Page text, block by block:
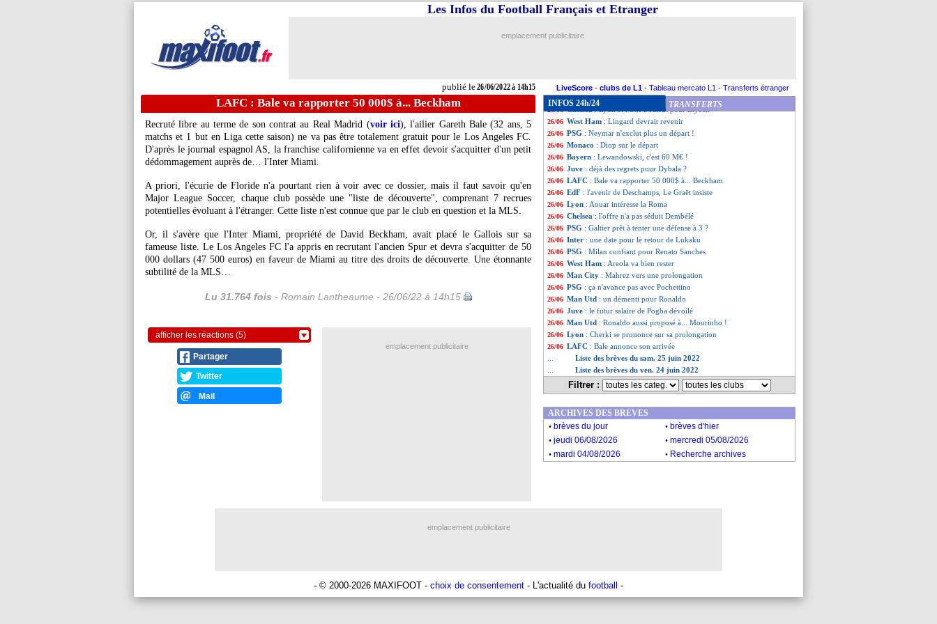
publié le26/06/2022 à 14h15
Les Infos du Football Français et Etranger
emplacement publicitaire
LiveScore - clubs de L1 - Tableau mercato L1 - Transferts étranger
LAFC : Bale va rapporter 50 000$ à... Beckham
Recruté libre au terme de son contrat au Real Madrid (voir ici), l'ailier Gareth Bale (32 ans, 5
matchs et 1 but en Liga cette saison) ne va pas être totalement gratuit pour le Los Angeles FC.
D'après le journal espagnol AS, la franchise californienne va en effet devoir s'acquitter d'un petit
dédommagement auprès de… l'Inter Miami.
A priori, l'écurie de Floride n'a pourtant rien à voir avec ce dossier, mais il faut savoir qu'en
Major League Soccer, chaque club possède une "liste de découverte", comprenant 7 recrues
potentielles évoluant à l'étranger. Cette liste n'est connue que par le club en question et la MLS.
Or, il s'avère que l'Inter Miami, propriété de David Beckham, avait placé le Gallois sur sa
fameuse liste. Le Los Angeles FC l'a appris en recrutant l'ancien Spur et devra s'acquitter de 50
000 dollars (47 500 euros) en faveur de Miami au titre des droits de découverte. Une étonnante
subtilité de la MLS…
Lu 31.764 fois - Romain Lantheaume - 26/06/22 à 14h15
afficher les réactions (5)
Partager
Twitter
Mail
INFOS 24h/24 TRANSFERTS
26/06 Arsenal: accord trouvé avec Jesus
26/06 OM: Caleta-Car a une piste en Italie
26/06 Juve
26/06 Nantes: Limbombe en D2 néerlandaise (off.)
26/06 PSG: Neymar, la position tranchée de Rai
: Lyon et l'OM à l'affût pour Ziyech
26/06 West Ham : Lingard devrait revenir
26/06 PSG : Neymar n'exclut plus un départ !
26/06 Monaco : Diop sur le départ
26/06 Bayern : Lewandowski, c'est 60 M€ !
26/06 Juve : déjà des regrets pour Dybala ?
26/06 LAFC : Bale va rapporter 50 000$ à... Beckham
26/06 EdF : l'avenir de Deschamps, Le Graët insiste
26/06 Lyon : Aouar intéresse la Roma
26/06 Chelsea : l'offre n'a pas séduit Dembélé
26/06 PSG : Galtier prêt à tenter une défense à 3 ?
26/06 Inter : une date pour le retour de Lukaku
26/06 PSG : Milan confiant pour Renato Sanches
26/06 West Ham : Areola va bien rester
26/06 Man City : Mahrez vers une prolongation
26/06 PSG : ça n'avance pas avec Pochettino
26/06 Man Utd : un démenti pour Ronaldo
26/06 Juve : le futur salaire de Pogba dévoilé
26/06 Man Utd : Ronaldo aussi proposé à... Mourinho !
26/06 Lyon : Cherki se prononce sur sa prolongation
26/06 LAFC : Bale annonce son arrivée
Liste des brèves du sam. 25 juin 2022
Liste des brèves du ven. 24 juin 2022
Filtrer :
emplacement publicitaire
ARCHIVES DES BREVES
. brèves du jour . brèves d'hier
. jeudi 06/08/2026 . mercredi 05/08/2026
. mardi 04/08/2026 . Recherche archives
emplacement publicitaire
- © 2000-2026 MAXIFOOT - choix de consentement - L'actualité du football -